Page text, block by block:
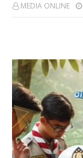
MEDIA ONLINE